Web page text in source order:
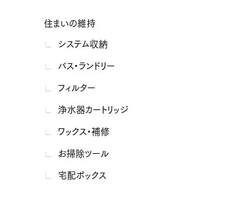
住まいの維持
システム収納
バス・ランドリー
フィルター
浄水器カートリッジ
ワックス・補修
お掃除ツール
宅配ボックス